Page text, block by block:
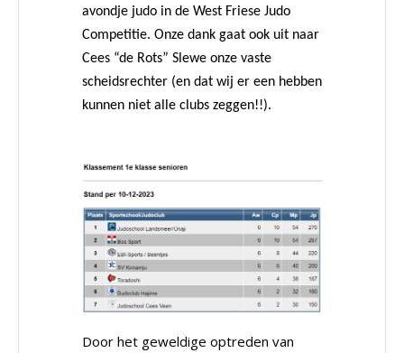
avondje judo in de West Friese Judo
Competitie. Onze dank gaat ook uit naar
Cees “de Rots” Slewe onze vaste
scheidsrechter (en dat wij er een hebben
kunnen niet alle clubs zeggen!!).
Door het geweldige optreden van